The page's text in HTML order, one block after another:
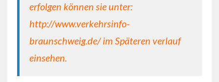
erfolgen können sie unter:
http://www.verkehrsinfo-
braunschweig.de/im Späteren verlauf
einsehen.